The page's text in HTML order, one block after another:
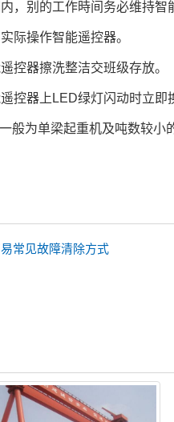
别的工作時间务必维持智
操作智能遥控器。
器擦洗整洁交班级存放。
器上LED绿灯闪动时立即
为单梁起重机及吨数较小
常见故障清除方式